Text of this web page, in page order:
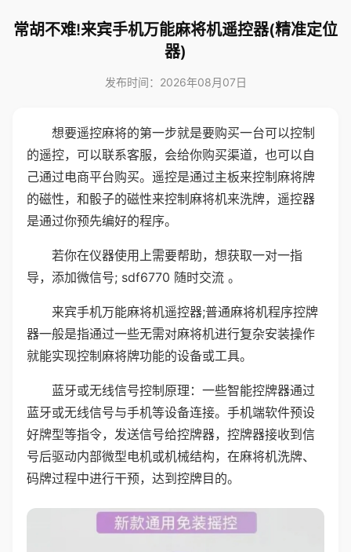
常胡不难!来宾手机万能麻将机遥控器(精准定位
器)
发布时间：2026年08月07日
想要遥控麻将的第一步就是要购买一台可以控制
的遥控，可以联系客服，会给你购买渠道，也可以自
己通过电商平台购买。遥控是通过主板来控制麻将牌
的磁性，和骰子的磁性来控制麻将机来洗牌，遥控器
是通过你预先编好的程序。
若你在仪器使用上需要帮助，想获取一对一指
导，添加微信号; sdf6770 随时交流 。
来宾手机万能麻将机遥控器;普通麻将机程序控牌
器一般是指通过一些无需对麻将机进行复杂安装操作
就能实现控制麻将牌功能的设备或工具。
蓝牙或无线信号控制原理：一些智能控牌器通过
蓝牙或无线信号与手机等设备连接。手机端软件预设
好牌型等指令，发送信号给控牌器，控牌器接收到信
号后驱动内部微型电机或机械结构，在麻将机洗牌、
码牌过程中进行干预，达到控牌目的。